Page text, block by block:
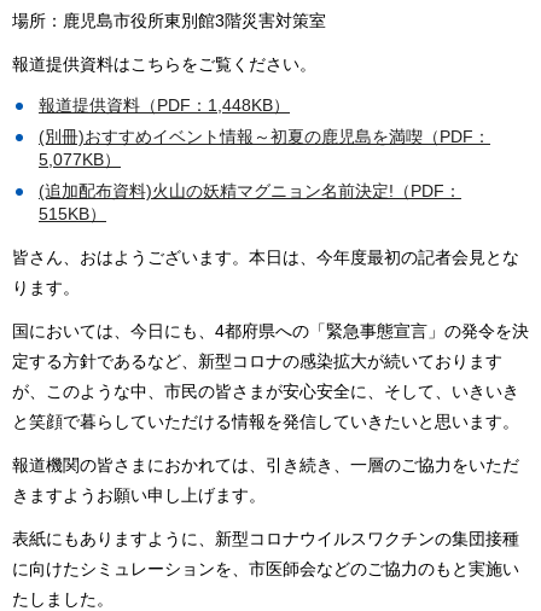
場所：鹿児島市役所東別館3階災害対策室
報道提供資料はこちらをご覧ください。
報道提供資料（PDF：1,448KB）
(別冊)おすすめイベント情報～初夏の鹿児島を満喫（PDF：
5,077KB）
(追加配布資料)火山の妖精マグニョン名前決定!（PDF：
515KB）
皆さん、おはようございます。本日は、今年度最初の記者会見とな
ります。
国においては、今日にも、4都府県への「緊急事態宣言」の発令を決
定する方針であるなど、新型コロナの感染拡大が続いております
が、このような中、市民の皆さまが安心安全に、そして、いきいき
と笑顔で暮らしていただける情報を発信していきたいと思います。
報道機関の皆さまにおかれては、引き続き、一層のご協力をいただ
きますようお願い申し上げます。
表紙にもありますように、新型コロナウイルスワクチンの集団接種
に向けたシミュレーションを、市医師会などのご協力のもと実施い
たしました。